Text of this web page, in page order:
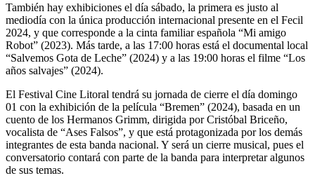
También hay exhibiciones el día sábado, la primera es justo al
mediodía con la única producción internacional presente en el Fecil
2024, y que corresponde a la cinta familiar española “Mi amigo
Robot” (2023). Más tarde, a las 17:00 horas está el documental local
“Salvemos Gota de Leche” (2024) y a las 19:00 horas el filme “Los
años salvajes” (2024).
El Festival Cine Litoral tendrá su jornada de cierre el día domingo
01 con la exhibición de la película “Bremen” (2024), basada en un
cuento de los Hermanos Grimm, dirigida por Cristóbal Briceño,
vocalista de “Ases Falsos”, y que está protagonizada por los demás
integrantes de esta banda nacional. Y será un cierre musical, pues el
conversatorio contará con parte de la banda para interpretar algunos
de sus temas.